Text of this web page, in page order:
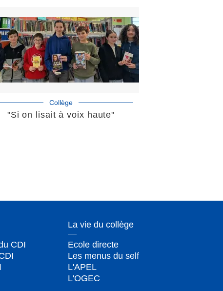
Collège
"Si on lisait à voix haute"
CDI
La vie du collège
Ecole directe
Les menus du self
L'APEL
L'OGEC